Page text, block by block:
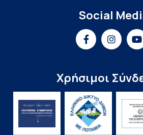
Social
Χρήσιμοι